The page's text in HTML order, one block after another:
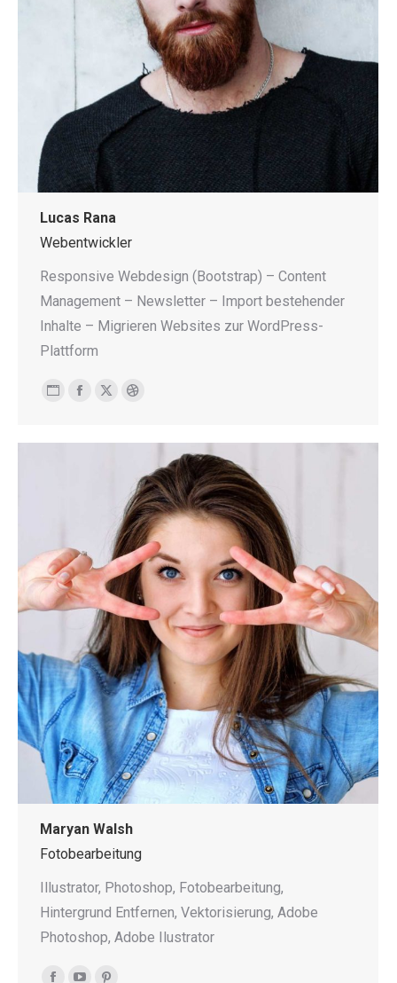
Lucas Rana
Webentwickler
Responsive Webdesign (Bootstrap) – Content
Management – Newsletter – Import bestehender
Inhalte – Migrieren Websites zur WordPress-
Plattform
Persönlicher
/
Facebook
X Dribbble
Maryan Walsh
Fotobearbeitung
Illustrator, Photoshop, Fotobearbeitung,
Hintergrund Entfernen, Vektorisierung, Adobe
Photoshop, Adobe Ilustrator